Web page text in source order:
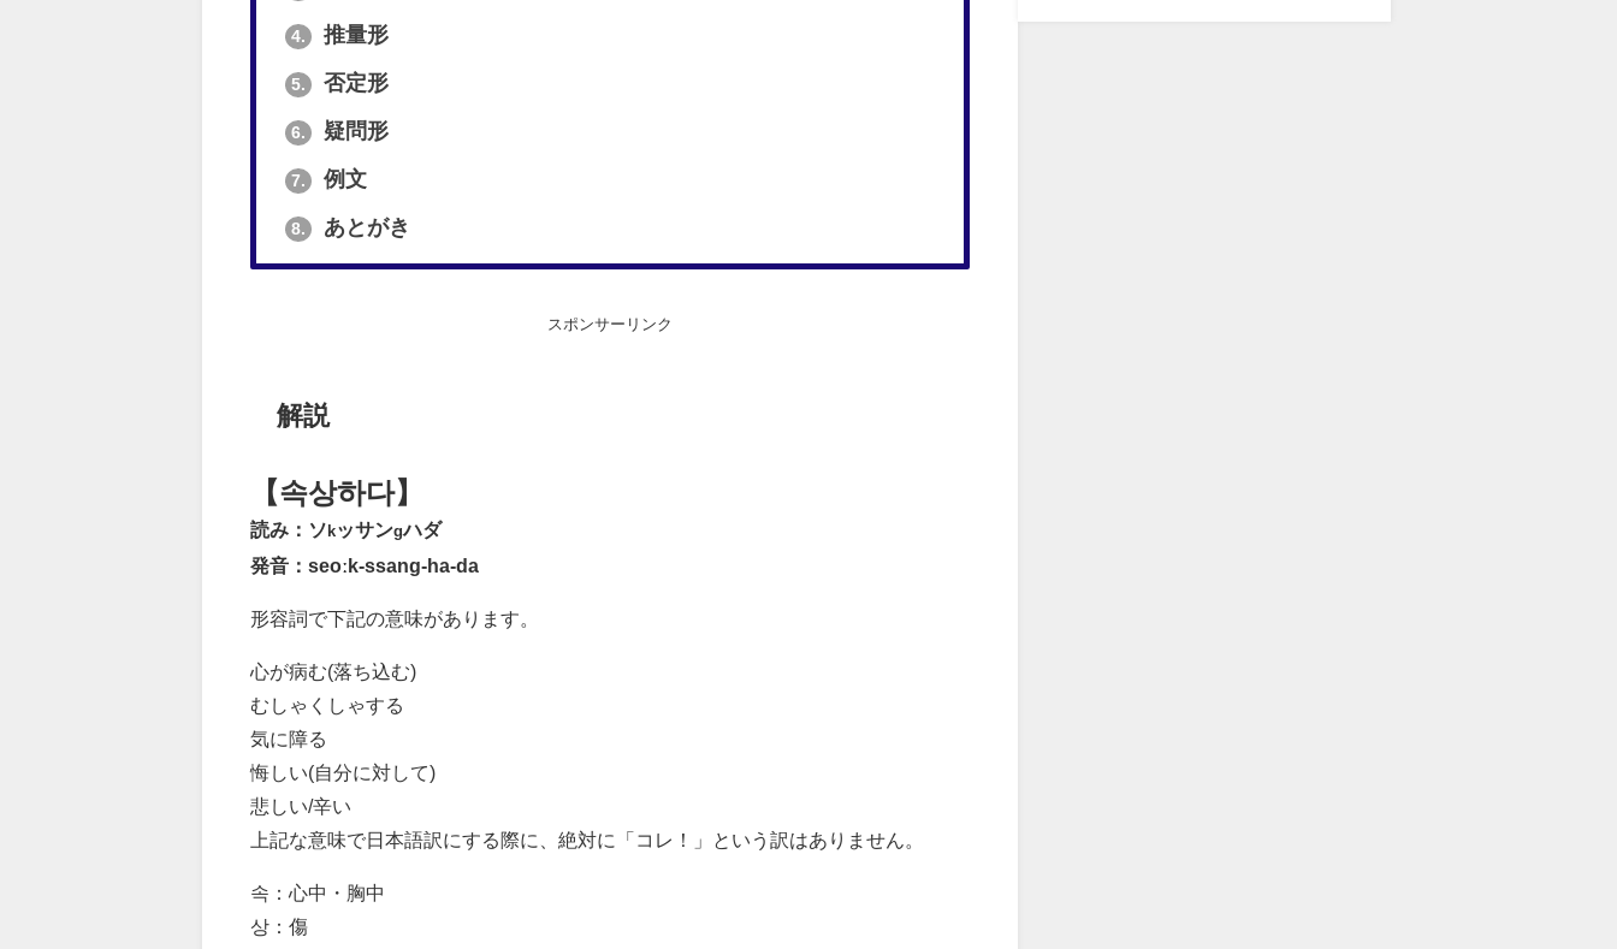
4. 推量形
5. 否定形
6. 疑問形
7. 例文
8. あとがき
スポンサーリンク
解説
【속상하다】
読み：ソ kッサンgハダ
発音：seoːk-ssang-ha-da
形容詞で下記の意味があります。
心が病む(落ち込む)
むしゃくしゃする
気に障る
悔しい(自分に対して)
悲しい/辛い
上記な意味で日本語訳にする際に、絶対に「コレ！」という訳はありません。
속：心中・胸中
상：傷